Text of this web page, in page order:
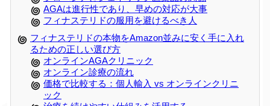
AGAは進行性であり、早めの対応が大事
フィナステリドの服用を避けるべき人
フィナステリドの本物をAmazon並みに安く手に入れ
るための正しい選び方
オンラインAGAクリニック
オンライン診療の流れ
価格で比較する：個人輸入 vs オンラインクリニ
ック